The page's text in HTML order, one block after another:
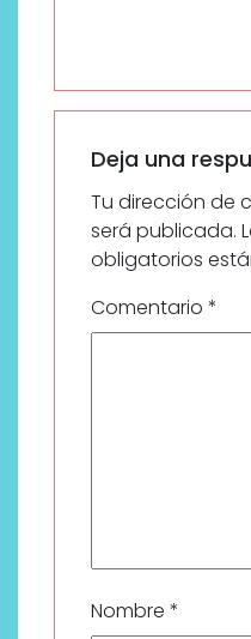
Deja una
Tu dirección de
será publicada.
obligatorios
Comentario *
Nombre *